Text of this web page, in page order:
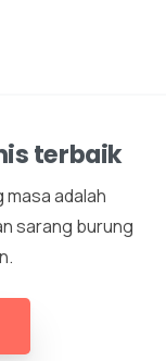
terbaik
adalah
sarang burung